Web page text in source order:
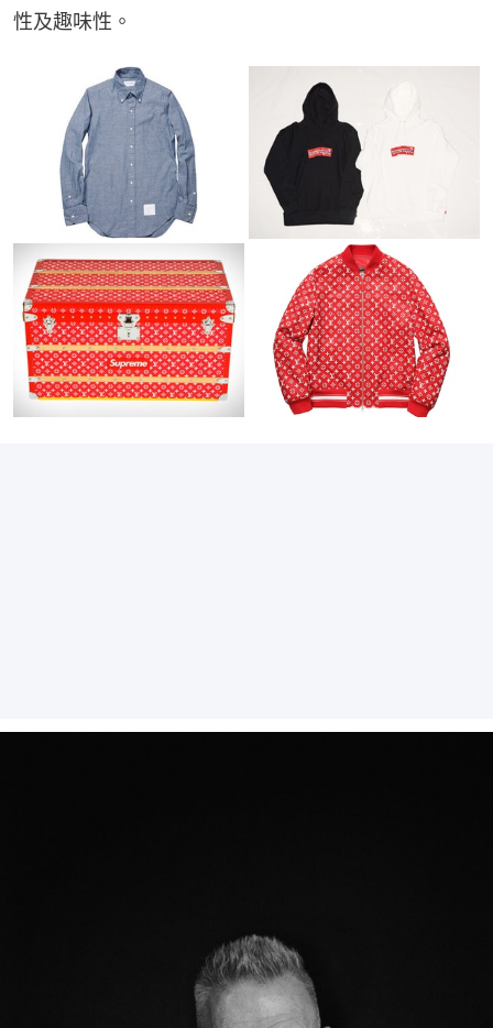
性及趣味性。